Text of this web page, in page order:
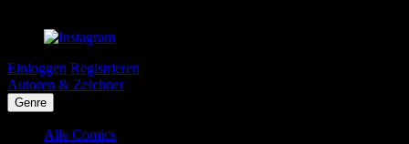
Einloggen Registrieren
Autoren & Zeichner
Genre
Alle Comics